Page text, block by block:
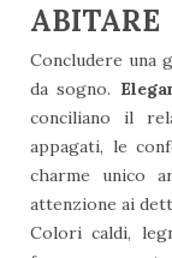
ABITARE
Concludere una
da sogno.
conciliano il
appagati, le
charme unico
attenzione ai
Colori caldi,